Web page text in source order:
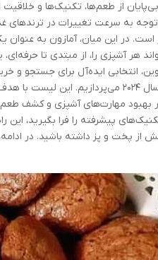
از طعم‌ها، تکنیک‌ها و
توجه به سرعت تغییرات در
است. در این میان، آمازون به
هر آشپزی را، از مبتدی تا حرفه‌ای،
انتخابی ایده‌آل برای جستجو و
آشپزی در آمازون برای سال ۲۰۲۴
بهبود مهارت‌های آشپزی و کشف
پیشرفته را فرا بگیرید، این
از پخت و پز داشته باشید. در